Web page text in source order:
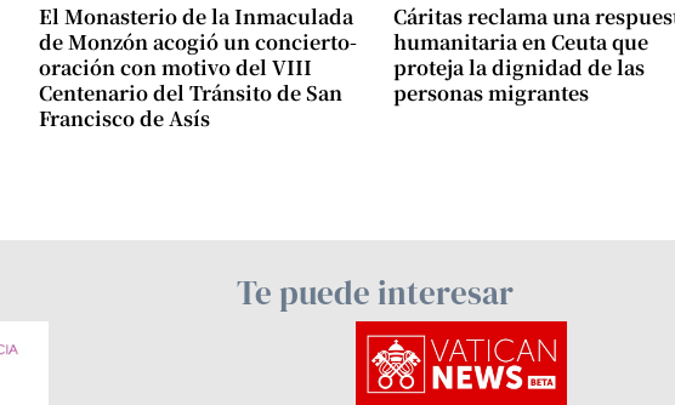
El Monasterio de la Inmaculada
de Monzón acogió un concierto-
oración con motivo del VIII
Centenario del Tránsito de San
Francisco de Asís
Cáritas reclama una
humanitaria en Ceuta que
proteja la dignidad de las
personas migrantes
Te puede interesar